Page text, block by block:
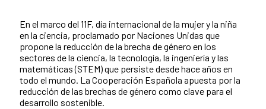
En el marco del 11F, día internacional de la mujer y la niña
en la ciencia, proclamado por Naciones Unidas que
propone la reducción de la brecha de género en los
sectores de la ciencia, la tecnología, la ingeniería y las
matemáticas (STEM) que persiste desde hace años en
todo el mundo. La Cooperación Española apuesta por la
reducción de las brechas de género como clave para el
desarrollo sostenible.